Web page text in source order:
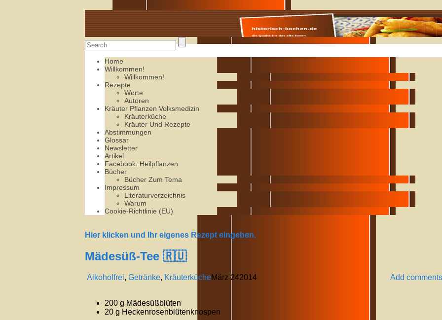
Alte Rezepte online
Home
Willkommen!
Willkommen!
Rezepte
Worte
Autoren
Kräuter Pflanzen Volksmedizin
Kräuterküche
Kräuter Und Rezepte
Abstimmungen
Glossar
Newsletter
Artikel
Facebook: Heilpflanzen
Bücher
Bücher Zum Tema
Impressum
Literaturverzeichnis
Warum
Cookie-Richtlinie (EU)
Hier klicken und Ihr eigenes Rezept eingeben.
Mädesüß-Tee 🇷🇺
Alkoholfrei, Getränke, Kräuterküche Add comments
März 242014
200 g Mädesüßblüten
20 g Heckenrosenblütenknospen